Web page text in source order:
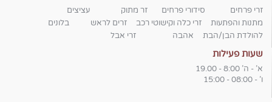
זרי פרחים סידורי פרחים זר מתוק
עציצים
מתנות והפתעות
זרי כלה וקישוטי רכב זרים לראש
בלונים
להולדת הבן/הבת
אהבה זרי אבל
שעות פעילות
א' - ה' 8:00 - 19.00
ו' - 08:00 - 15:00